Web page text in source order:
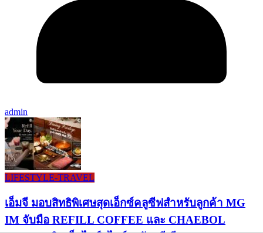
admin
LIFESTYLE​-TRAVEL​
เอ็มจี มอบสิทธิพิเศษสุดเอ็กซ์คลูซีฟสำหรับลูกค้า MG
IM จับมือ REFILL COFFEE และ CHAEBOL